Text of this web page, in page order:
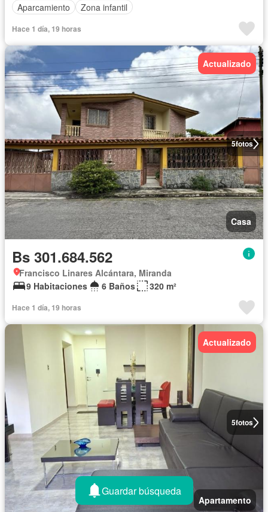
Aparcamiento
Zona infantil
Hace 1 día, 19 horas
5fotos
Actualizado
Casa
Bs 301.684.562
Francisco Linares Alcántara, Miranda
9 Habitaciones
6 Baños 320 m²
Hace 1 día, 19 horas
5fotos
Actualizado
Apartamento
Guardar búsqueda